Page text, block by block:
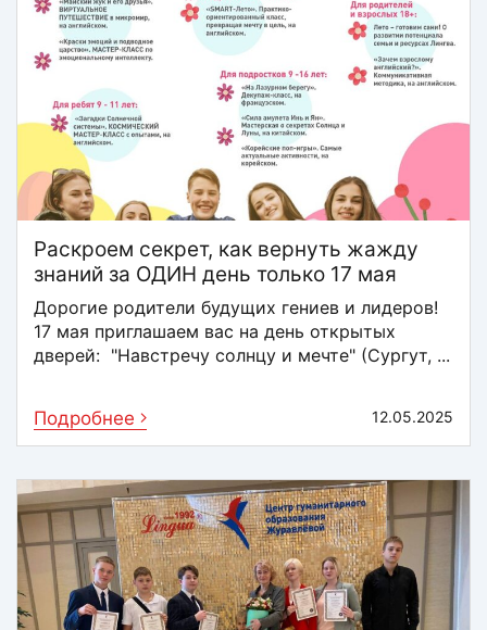
Раскроем секрет, как вернуть жажду
знаний за ОДИН день только 17 мая
Дорогие родители будущих гениев и лидеров!
17 мая приглашаем вас на день открытых
дверей: "Навстречу солнцу и мечте" (Сургут, ...
Подробнее 12.05.2025